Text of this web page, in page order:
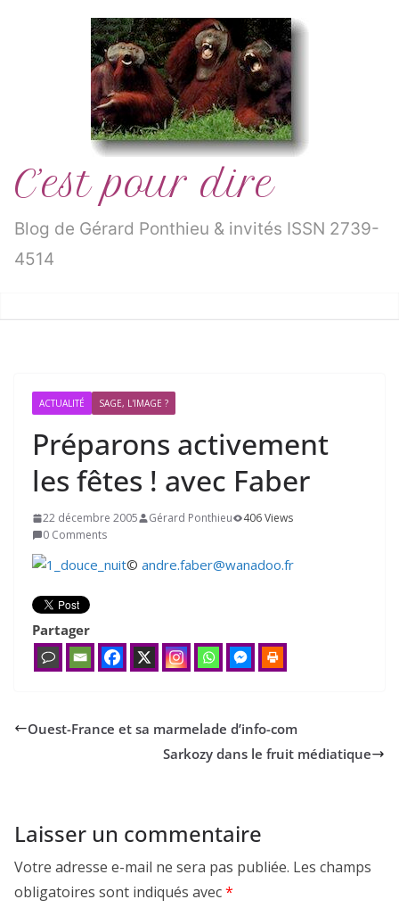
C’est pour dire
Blog de Gérard Ponthieu & invités ISSN 2739-
4514
ACTUALITÉ SAGE, L'IMAGE ?
Préparons activement
les fêtes ! avec Faber
22 décembre 2005 Gérard Ponthieu
406 Views
0 Comments
© andre.faber@wanadoo.fr
Partager
Ouest-France et sa marmelade d’info-com
Sarkozy dans le fruit médiatique
Laisser un commentaire
Votre adresse e-mail ne sera pas publiée. Les champs
obligatoires sont indiqués avec*